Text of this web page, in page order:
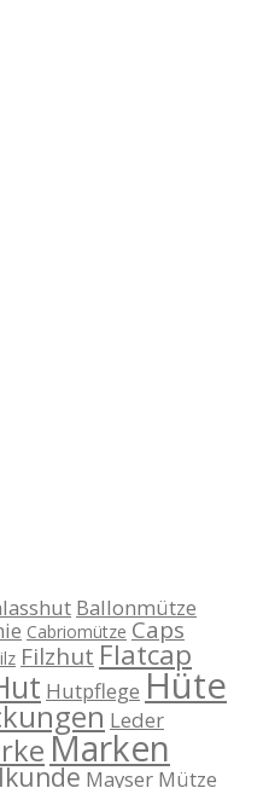
Ballonmütze
Cabriomütze Caps
Filzhut Flatcap
Hutpflege Hüte
Leder
Marken
Mayser Mütze